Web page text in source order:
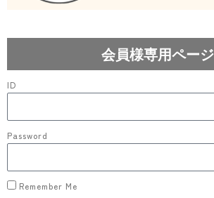
会員様専用ページ
ID
Password
Remember Me